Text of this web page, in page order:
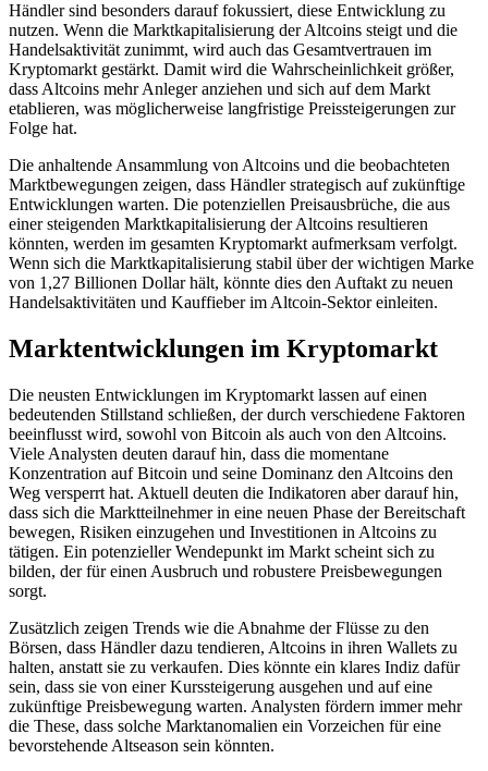
Händler sind besonders darauf fokussiert, diese Entwicklung zu
nutzen. Wenn die Marktkapitalisierung der Altcoins steigt und die
Handelsaktivität zunimmt, wird auch das Gesamtvertrauen im
Kryptomarkt gestärkt. Damit wird die Wahrscheinlichkeit größer,
dass Altcoins mehr Anleger anziehen und sich auf dem Markt
etablieren, was möglicherweise langfristige Preissteigerungen zur
Folge hat.
Die anhaltende Ansammlung von Altcoins und die beobachteten
Marktbewegungen zeigen, dass Händler strategisch auf zukünftige
Entwicklungen warten. Die potenziellen Preisausbrüche, die aus
einer steigenden Marktkapitalisierung der Altcoins resultieren
könnten, werden im gesamten Kryptomarkt aufmerksam verfolgt.
Wenn sich die Marktkapitalisierung stabil über der wichtigen Marke
von 1,27 Billionen Dollar hält, könnte dies den Auftakt zu neuen
Handelsaktivitäten und Kauffieber im Altcoin-Sektor einleiten.
Marktentwicklungen im Kryptomarkt
Die neusten Entwicklungen im Kryptomarkt lassen auf einen
bedeutenden Stillstand schließen, der durch verschiedene Faktoren
beeinflusst wird, sowohl von Bitcoin als auch von den Altcoins.
Viele Analysten deuten darauf hin, dass die momentane
Konzentration auf Bitcoin und seine Dominanz den Altcoins den
Weg versperrt hat. Aktuell deuten die Indikatoren aber darauf hin,
dass sich die Marktteilnehmer in eine neuen Phase der Bereitschaft
bewegen, Risiken einzugehen und Investitionen in Altcoins zu
tätigen. Ein potenzieller Wendepunkt im Markt scheint sich zu
bilden, der für einen Ausbruch und robustere Preisbewegungen
sorgt.
Zusätzlich zeigen Trends wie die Abnahme der Flüsse zu den
Börsen, dass Händler dazu tendieren, Altcoins in ihren Wallets zu
halten, anstatt sie zu verkaufen. Dies könnte ein klares Indiz dafür
sein, dass sie von einer Kurssteigerung ausgehen und auf eine
zukünftige Preisbewegung warten. Analysten fördern immer mehr
die These, dass solche Marktanomalien ein Vorzeichen für eine
bevorstehende Altseason sein könnten.